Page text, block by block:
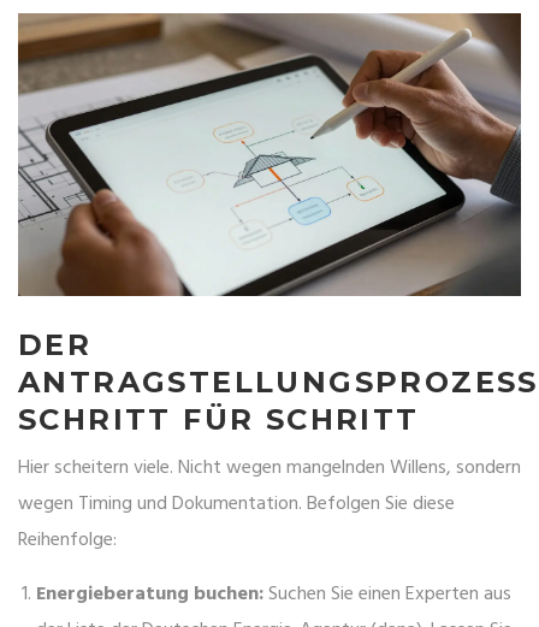
DER
SCHRITT FÜR SCHRITT
Hier scheitern viele. Nicht wegen mangelnden Willens, sondern
wegen Timing und Dokumentation. Befolgen Sie diese
Reihenfolge:
Energieberatung buchen:Suchen Sie einen Experten aus